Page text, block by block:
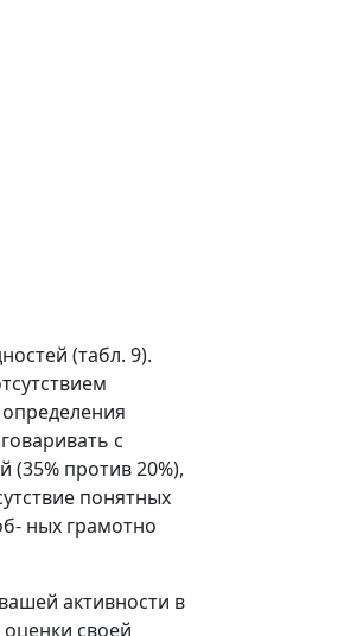
(табл. 9).
с
(35% против 20%),
понятных
ных грамотно
активности в
своей